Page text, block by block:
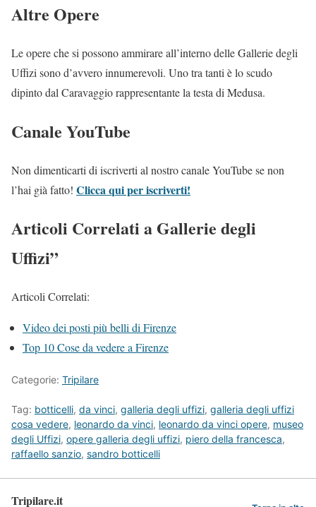
Altre Opere
Le opere che si possono ammirare all’interno delle Gallerie degli
Uffizi sono d’avvero innumerevoli. Uno tra tanti è lo scudo
dipinto dal Caravaggio rappresentante la testa di Medusa.
Canale YouTube
Non dimenticarti di iscriverti al nostro canale YouTube se non
l’hai già fatto! Clicca qui per iscriverti!
Articoli Correlati a Gallerie degli
Uffizi”
Articoli Correlati:
Video dei posti più belli di Firenze
Top 10 Cose da vedere a Firenze
Categorie: Tripilare
Tag: botticelli, da vinci, galleria degli uffizi, galleria degli uffizi
cosa vedere, leonardo da vinci, leonardo da vinci opere, museo
degli Uffizi, opere galleria degli uffizi, piero della francesca,
raffaello sanzio, sandro botticelli
Tripilare.it